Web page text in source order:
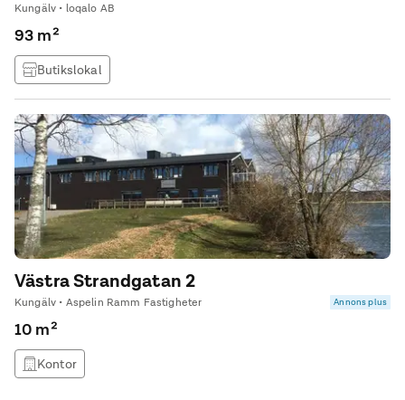
Kungälv • loqalo AB
93 m²
Butikslokal
Västra Strandgatan 2
Kungälv • Aspelin Ramm Fastigheter Annons plus
10 m²
Kontor